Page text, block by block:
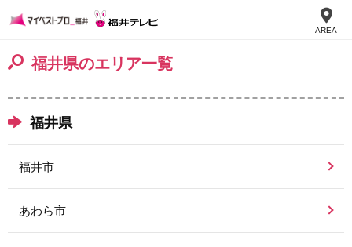
AREA
福井県のエリア一覧
福井県
福井市
あわら市